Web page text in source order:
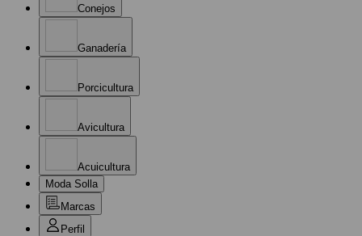
Conejos
Ganadería
Porcicultura
Avicultura
Acuicultura
Moda Solla
Marcas
Perfil